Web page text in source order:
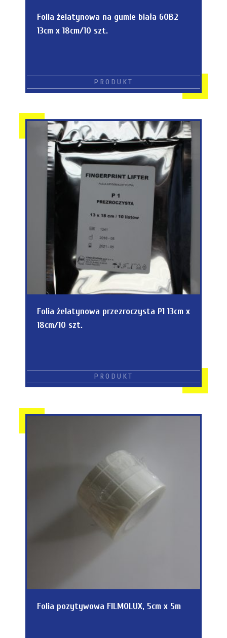
Folia żelatynowa na gumie biała 6OB2
13cm x 18cm/10 szt.
Folia żelatynowa przezroczysta P1 13cm x
18cm/10 szt.
Folia pozytywowa FILMOLUX, 5cm x 5m